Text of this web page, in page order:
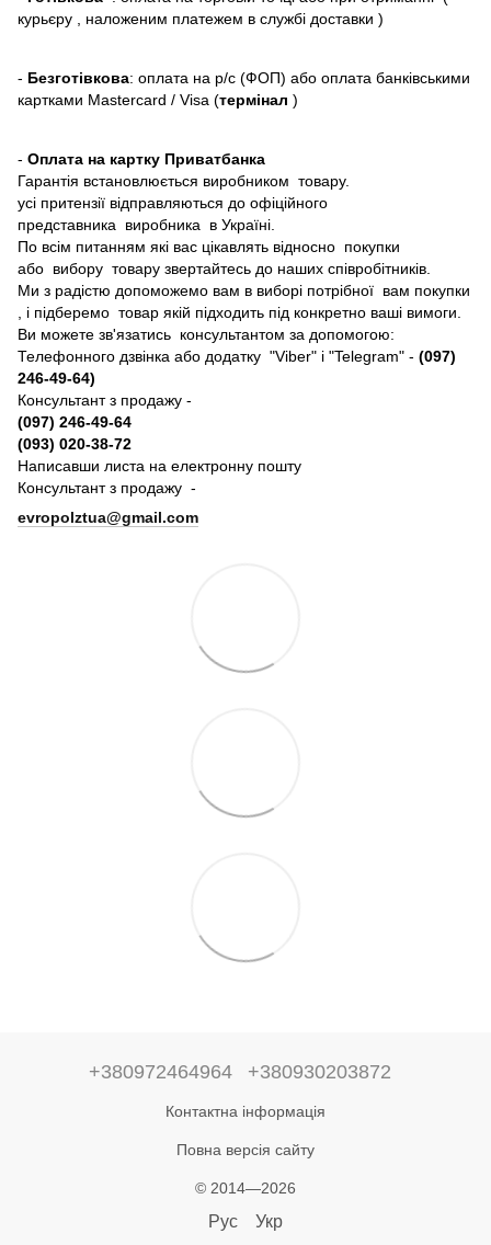
курьєру , наложеним платежем в службі доставки )
- Безготівкова: оплата на р/с (ФОП) або оплата банківськими
картками Mastercard / Visa (термінал )
- Оплата на картку Приватбанка
Гарантія встановлюється виробником товару.
усі притензії відправляються до офіційного
представника виробника в Україні.
По всім питанням які вас цікавлять відносно покупки
або вибору товару звертайтесь до наших співробітників.
Ми з радістю допоможемо вам в виборі потрібної вам покупки
, і підберемо товар якій підходить під конкретно ваші вимоги.
Ви можете зв'язатись консультантом за допомогою:
Телефонного дзвінка або додатку "Viber" і "Telegram" - (097)
246-49-64)
Консультант з продажу -
(097) 246-49-64
(093) 020-38-72
Написавши листа на електронну пошту
Консультант з продажу -
evropolztua@gmail.com
+380972464964 +380930203872
Контактна інформація
Повна версія сайту
© 2014—2026
Рус Укр